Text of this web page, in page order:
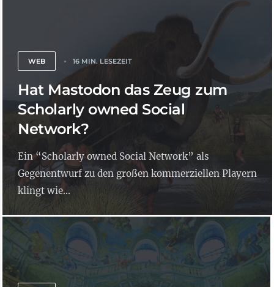
WEB 16 MIN. LESEZEIT
Hat Mastodon das Zeug zum
Scholarly owned Social
Network?
Ein “Scholarly owned Social Network” als
Gegenentwurf zu den großen kommerziellen Playern
klingt wie...